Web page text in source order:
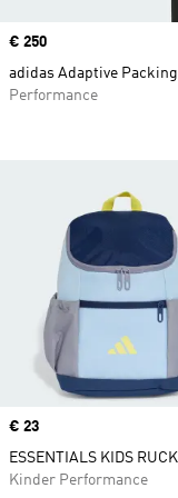
Price
€ 23
ESSENTIALS KIDS
Kinder Performance
Price
€ 250
adidas Adaptive
Performance